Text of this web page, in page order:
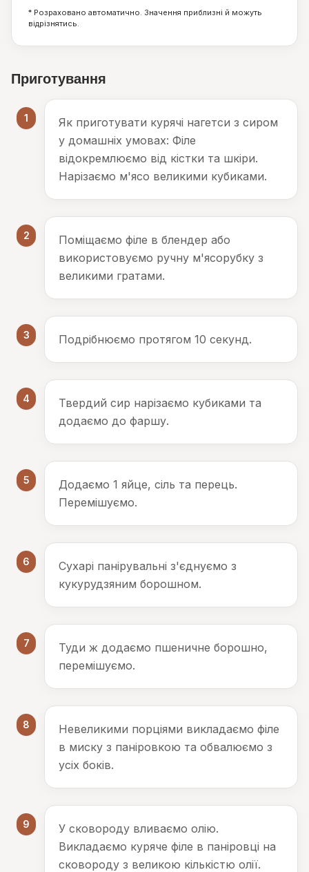
* Розраховано автоматично. Значення приблизні й можуть
відрізнятись.
Приготування
1
Як приготувати курячі нагетси з сиром
у домашніх умовах: Філе
відокремлюємо від кістки та шкіри.
Нарізаємо м'ясо великими кубиками.
2
Поміщаємо філе в блендер або
використовуємо ручну м'ясорубку з
великими гратами.
3 Подрібнюємо протягом 10 секунд.
4
Твердий сир нарізаємо кубиками та
додаємо до фаршу.
5
Додаємо 1 яйце, сіль та перець.
Перемішуємо.
6
Сухарі панірувальні з'єднуємо з
кукурудзяним борошном.
7
Туди ж додаємо пшеничне борошно,
перемішуємо.
8
Невеликими порціями викладаємо філе
в миску з паніровкою та обвалюємо з
усіх боків.
9
У сковороду вливаємо олію.
Викладаємо куряче філе в паніровці на
сковороду з великою кількістю олії.